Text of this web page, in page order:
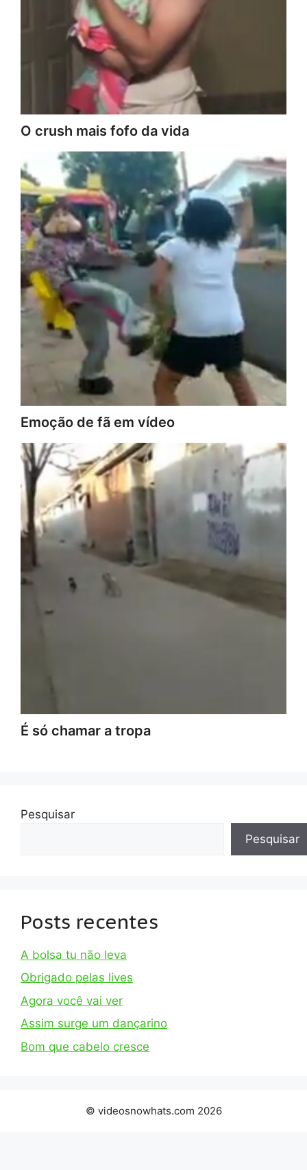
O crush mais fofo da vida
Emoção de fã em vídeo
É só chamar a tropa
Pesquisar
Pesquisar
Posts recentes
A bolsa tu não leva
Obrigado pelas lives
Agora você vai ver
Assim surge um dançarino
Bom que cabelo cresce
© videosnowhats.com 2026